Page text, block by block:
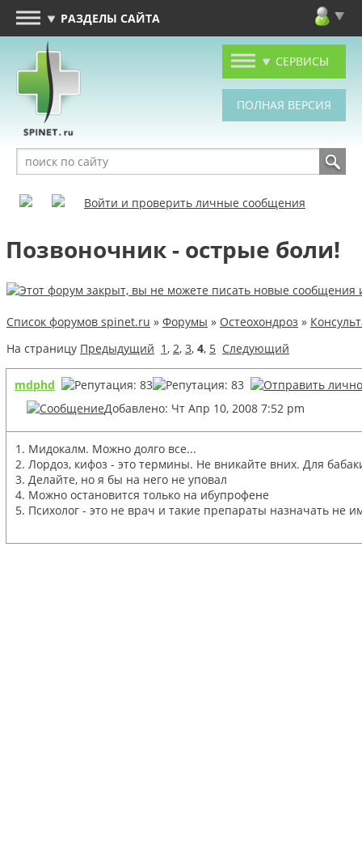
РАЗДЕЛЫ САЙТА
СЕРВИСЫ
Войти и проверить личные сообщения
Позвоночник - острые боли!
Список форумов spinet.ru » Форумы » Остеохондроз »
На страницу Предыдущий 1 , 2, 3, 4, 5 Следующий
mdphd
Добавлено: Чт Апр 10, 2008 7:52 pm
1. Мидокалм. Можно долго все...
2. Лордоз, кифоз - это термины. Не вникайте вних. Для
3. Делайте, но я бы на него не уповал
4. Можно остановится только на ибупрофене
5. Психолог - это не врач и такие препараты назначать не